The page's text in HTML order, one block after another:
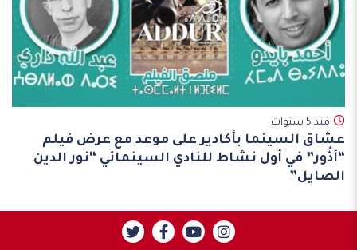
مند 5 سنوات
عشاق السينما بأكادير على موعد مع عرض فيلم
“أدُّور” في أول نشاط للنادي السينمائي “نور الدين
الصايل”